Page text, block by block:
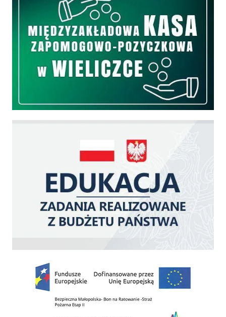
Zakup fabrycznie nowego, średniego samochodu ratowniczo-gaśniczego z